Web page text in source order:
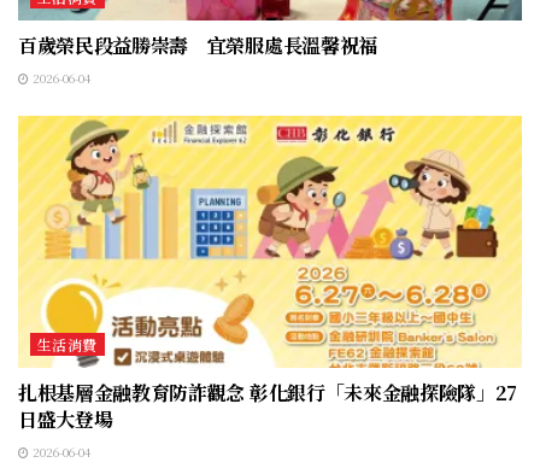
百歲榮民段益勝崇壽 宜榮服處長溫馨祝福
2026-06-04
生活消費
扎根基層金融教育防詐觀念 彰化銀行「未來金融探險隊」27
日盛大登場
2026-06-04